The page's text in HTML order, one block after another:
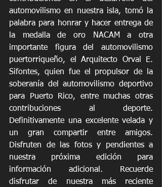
automovilismo en nuestra isla, tomó la
palabra para honrar y hacer entrega de
la medalla de oro NACAM a otra
importante figura del automovilismo
puertorriqueño, el Arquitecto Orval E.
Sifontes, quien fue el propulsor de la
soberanía del automovilismo deportivo
para Puerto Rico, entre muchas otras
contribuciones al deporte.
Definitivamente una excelente velada y
un gran compartir entre amigos.
Disfruten de las fotos y pendientes a
nuestra próxima edición para
información adicional. Recuerde
disfrutar de nuestra más reciente